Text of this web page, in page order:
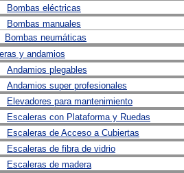
Bombas eléctricas
Bombas manuales
Bombas neumáticas
y andamios
Andamios plegables
Andamios super profesionales
Elevadores para mantenimiento
Escaleras con Plataforma y Ruedas
Escaleras de Acceso a Cubiertas
Escaleras de fibra de vidrio
Escaleras de madera